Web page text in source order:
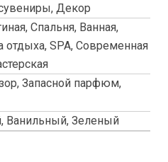
Декор
Спальня, Ванная,
отдыха, SPA, Современная
Запасной парфюм,
Ванильный, Зеленый